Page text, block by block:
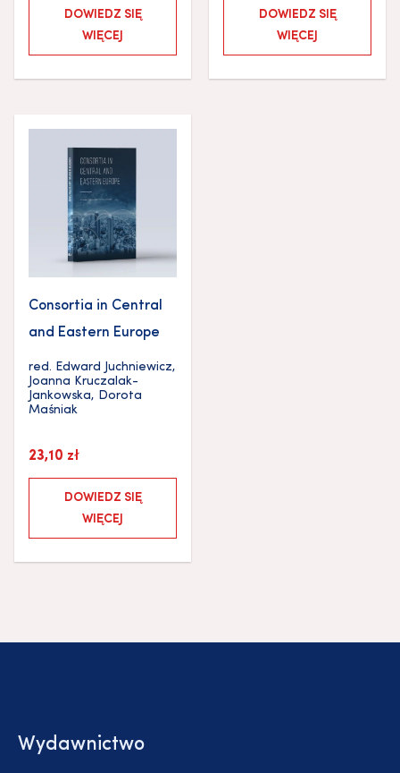
DOWIEDZ SIĘ
WIĘCEJ
DOWIEDZ SIĘ
WIĘCEJ
Consortia in Central
and Eastern Europe
red. Edward Juchniewicz,
Joanna Kruczalak-
Jankowska, Dorota
Maśniak
23,10 zł
DOWIEDZ SIĘ
WIĘCEJ
Wydawnictwo